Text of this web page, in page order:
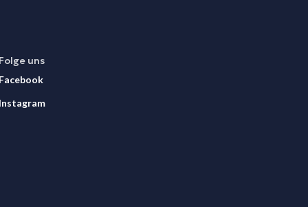
Folge uns
Facebook
Instagram